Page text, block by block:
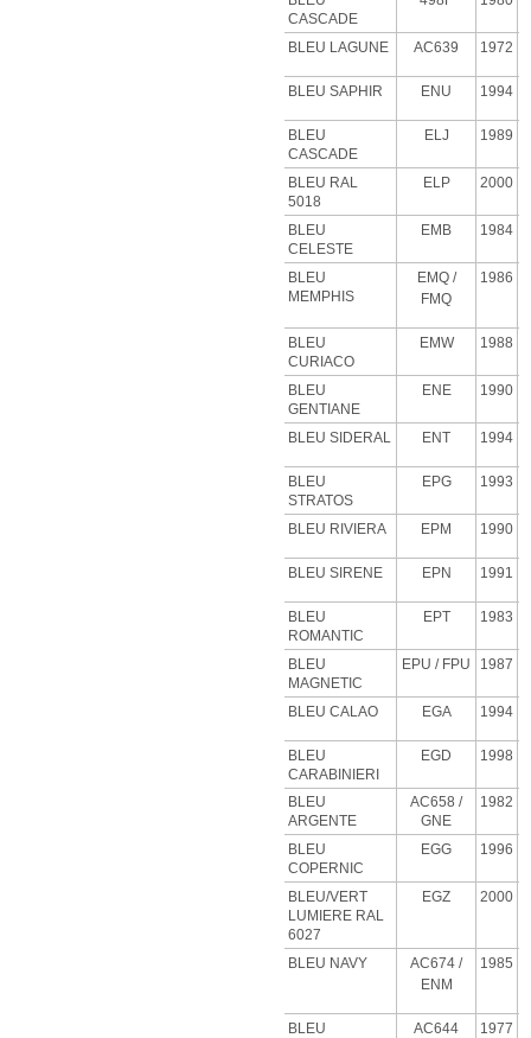
CASCADE
BLEU LAGUNE AC639 1972
BLEU SAPHIR ENU 1994
BLEU
CASCADE
ELJ 1989
BLEU RAL
5018
ELP 2000
BLEU
CELESTE
EMB 1984
BLEU
MEMPHIS
EMQ /
FMQ
1986
BLEU
CURIACO
EMW 1988
BLEU
GENTIANE
ENE 1990
BLEU SIDERAL ENT 1994
BLEU
STRATOS
EPG 1993
BLEU RIVIERA EPM 1990
BLEU SIRENE EPN 1991
BLEU
ROMANTIC
EPT 1983
BLEU
MAGNETIC
EPU / FPU 1987
BLEU CALAO EGA 1994
BLEU
CARABINIERI
EGD 1998
BLEU
ARGENTE
AC658 /
GNE
1982
BLEU
COPERNIC
EGG 1996
BLEU/VERT
LUMIERE RAL
6027
EGZ 2000
BLEU NAVY
AC674 /
ENM
1985
BLEU
AC644 1977